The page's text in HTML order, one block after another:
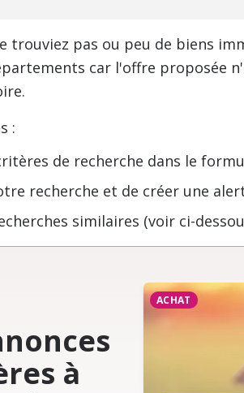
trouviez pas ou peu de biens
car l'offre proposée
:
de recherche dans le
recherche et de créer une
similaires (voir ci-
à
ACHAT